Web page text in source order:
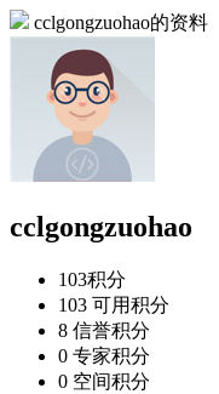
cclgongzuohao的资料
cclgongzuohao
103积分
103 可用积分
8 信誉积分
0 专家积分
0 空间积分